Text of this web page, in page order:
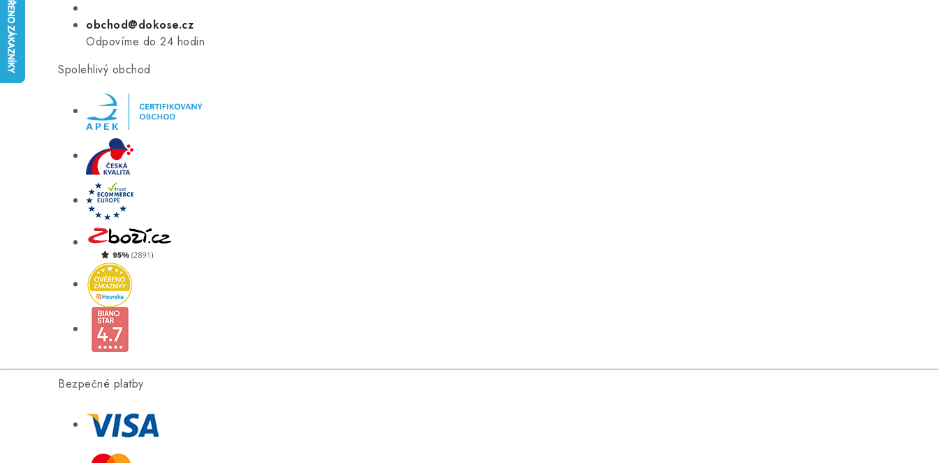
obchod@dokose.cz
Odpovíme do 24 hodin
Spolehlivý obchod
Bezpečné platby